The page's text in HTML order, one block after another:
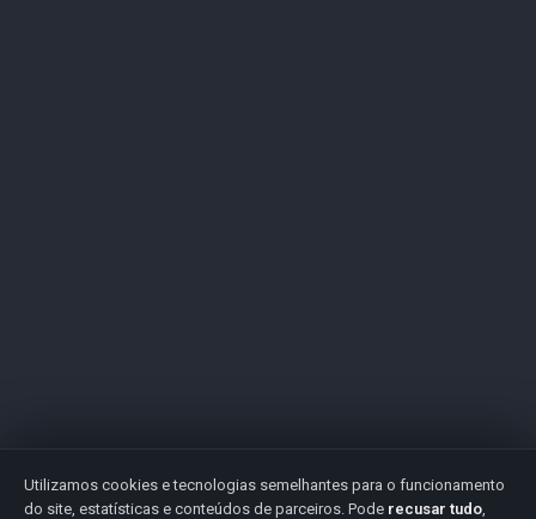
Utilizamos cookies e tecnologias semelhantes para o funcionamento
do site, estatísticas e conteúdos de parceiros. Pode recusar tudo,